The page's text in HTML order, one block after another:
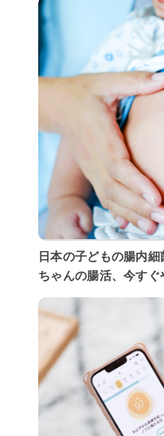
日本の子どもの腸内
ちゃんの腸活、今すぐ